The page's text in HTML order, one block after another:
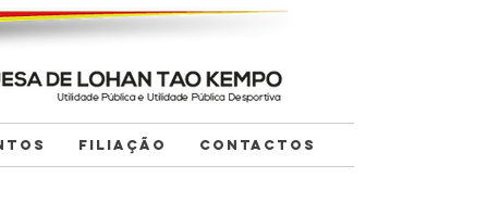
FILIAÇÃO CONTACTOS